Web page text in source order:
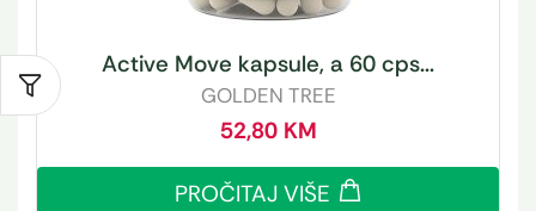
Active Move kapsule, a 60 cps...
GOLDEN TREE
52,80 KM
PROČITAJ VIŠE